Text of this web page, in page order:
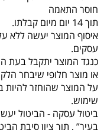
חוסר התאמה
תוך 14 יום מיום קבלתו.
איסוף המוצר יעשה ללא
עסקים.
כנגד המוצר יתקבל בעת
או מוצר חלופי שיבחר
על המוצר שהוחזר להיות
שימוש.
בעיר” , תוך ציון סיבת הביטול